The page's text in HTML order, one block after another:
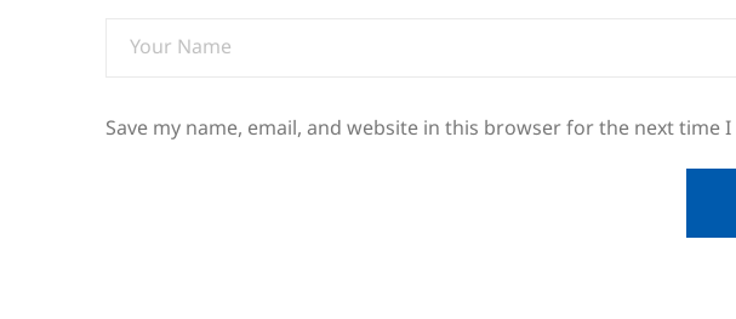
Save my name, email, and website in this browser for the next time